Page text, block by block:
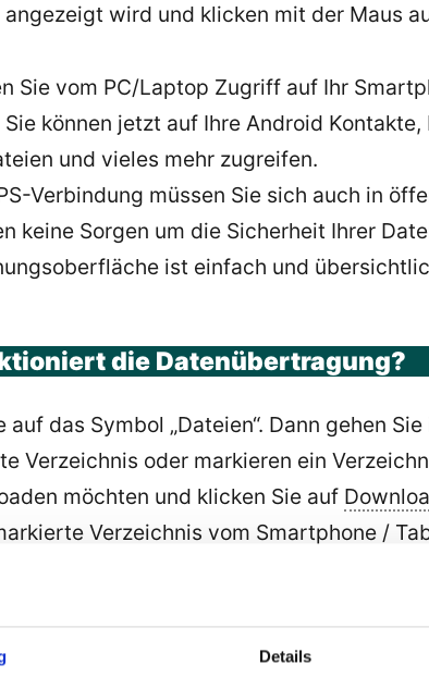
Details
wird und klicken mit der Maus
Sie vom PC/Laptop Zugriff auf Ihr
Sie können jetzt auf Ihre Android Kontakte,
und vieles mehr zugreifen.
Verbindung müssen Sie sich auch in
keine Sorgen um die Sicherheit Ihrer
ist einfach und
die Datenübertragung?
auf das Symbol „Dateien“. Dann gehen Sie
Verzeichnis oder markieren ein
möchten und klicken Sie auf
Verzeichnis vom Smartphone /